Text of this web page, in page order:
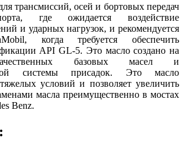
трансмиссий, осей и бортовых передач
где ожидается воздействие
и ударных нагрузок, и рекомендуется
когда требуется обеспечить
API GL-5. Это масло создано на
базовых масел и
системы присадок. Это масло
условий и позволяет увеличить
масла преимущественно в мостах
Benz.